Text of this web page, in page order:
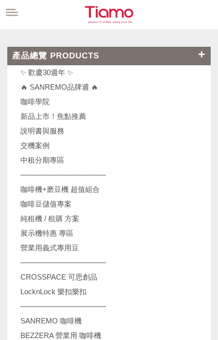
產品總覽 PRODUCTS
✨ 歡慶30週年 ✨
🔥 SANREMO品牌週 🔥
咖啡學院
新品上市！焦點推薦
說明書與服務
交機案例
中租分期專區
────────────────
咖啡機+磨豆機 超值組合
咖啡豆儲值專案
純租機 / 租購 方案
展示機特惠 專區
營業用義式專用豆
────────────────
CROSSPACE 可思創品
LocknLock 樂扣樂扣
────────────────
SANREMO 咖啡機
BEZZERA 營業用 咖啡機